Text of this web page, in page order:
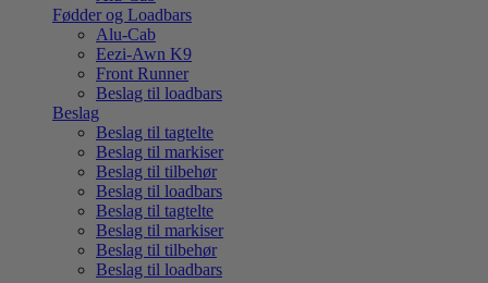
Fødder og Loadbars
Alu-Cab
Eezi-Awn K9
Front Runner
Beslag til loadbars
Beslag
Beslag til tagtelte
Beslag til markiser
Beslag til tilbehør
Beslag til loadbars
Beslag til tagtelte
Beslag til markiser
Beslag til tilbehør
Beslag til loadbars